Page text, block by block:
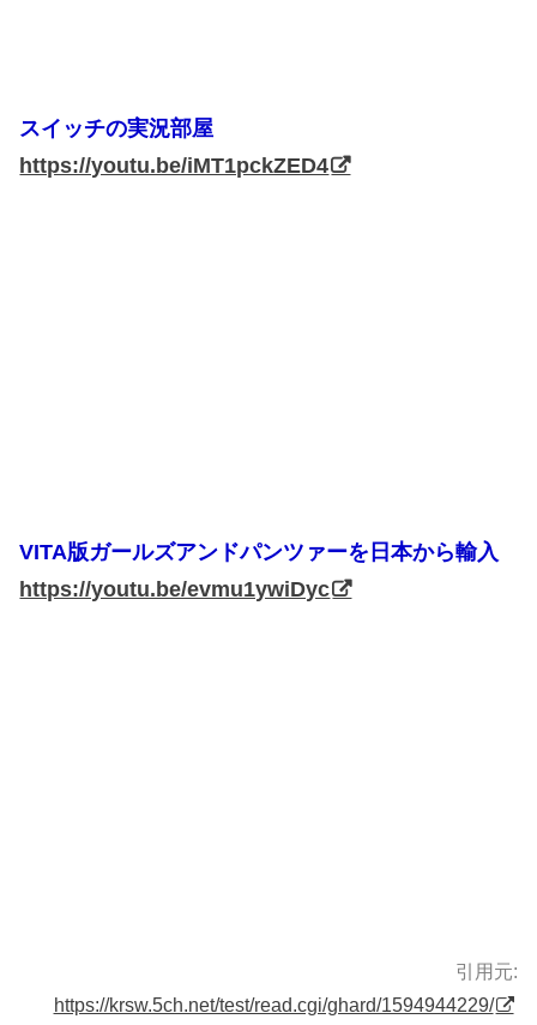
スイッチの実況部屋
https://youtu.be/iMT1pckZED4
VITA版ガールズアンドパンツァーを日本から輸入
https://youtu.be/evmu1ywiDyc
引用元:
https://krsw.5ch.net/test/read.cgi/ghard/1594944229/